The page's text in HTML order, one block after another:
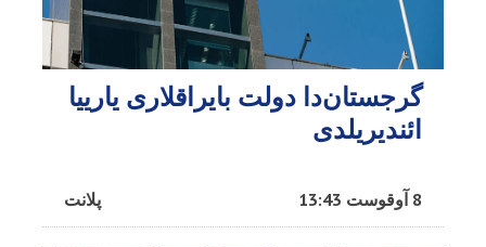
گرجستان‌دا دولت بایراقلاری یارییا
ائندیریلدی
پلانت 8 آوقوست 13:43